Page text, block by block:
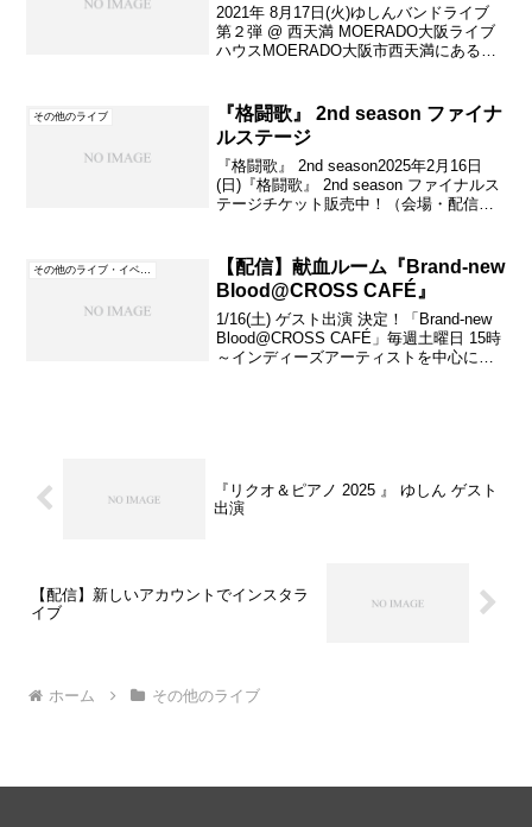
2021年 8月17日(火)ゆしんバンドライブ
第２弾 @ 西天満 MOERADO大阪ライブ
ハウスMOERADO大阪市西天満にあるラ
18:00 スタート・20:0...
その他のライブ
『格闘歌』 2nd season ファイナ
ルステージ
『格闘歌』 2nd season2025年2月16日
(日)『格闘歌』 2nd season ファイナルス
テージチケット販売中！（会場・配信）
す。・システム手数料 /...
その他のライブ・イベント
【配信】献血ルーム『Brand-new
Blood@CROSS CAFÉ』
1/16(土) ゲスト出演 決定！「Brand-new
Blood@CROSS CAFÉ」毎週土曜日 15時
～インディーズアーティストを中心に毎
『リクオ＆ピアノ 2025 』 ゆしん ゲスト
出演
【配信】新しいアカウントでインスタラ
イブ
ホーム その他のライブ